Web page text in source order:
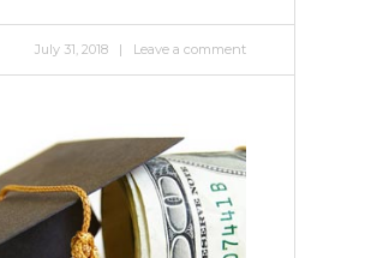
July 31, 2018 | Leave a comment